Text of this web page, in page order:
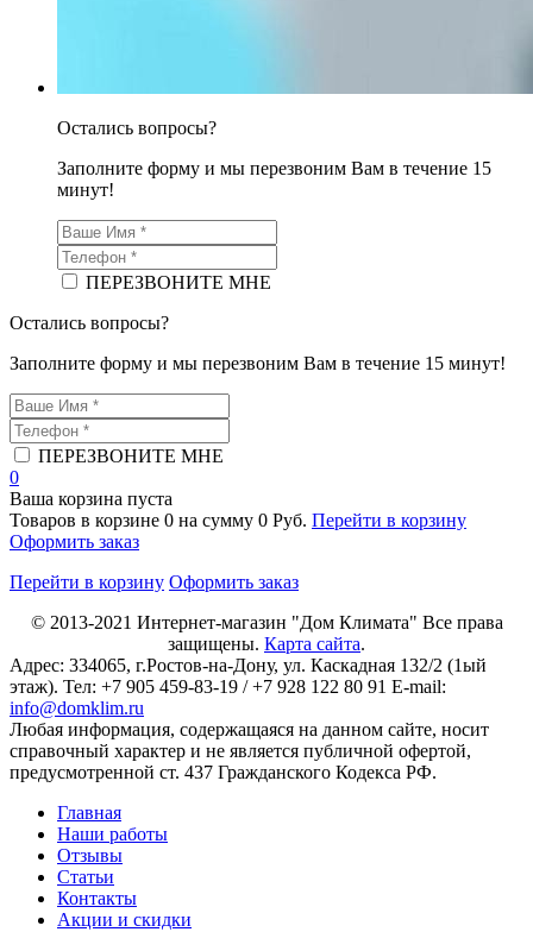
Остались вопросы?
Заполните форму и мы перезвоним Вам в течение 15
минут!
ПЕРЕЗВОНИТЕ МНЕ
Остались вопросы?
Заполните форму и мы перезвоним Вам в течение 15 минут!
ПЕРЕЗВОНИТЕ МНЕ
0
Ваша корзина пуста
Товаров в корзине 0 на сумму 0 Руб. Перейти в корзину
Оформить заказ
Перейти в корзину Оформить заказ
© 2013-2021 Интернет-магазин "Дом Климата" Все права
защищены. Карта сайта.
Адрес: 334065, г.Ростов-на-Дону, ул. Каскадная 132/2 (1ый
этаж). Тел: +7 905 459-83-19 / +7 928 122 80 91 E-mail:
info@domklim.ru
Любая информация, содержащаяся на данном сайте, носит
справочный характер и не является публичной офертой,
предусмотренной ст. 437 Гражданского Кодекса РФ.
Главная
Наши работы
Отзывы
Статьи
Контакты
Акции и скидки